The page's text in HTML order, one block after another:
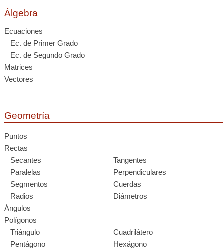
Álgebra
Ecuaciones
Ec. de Primer Grado
Ec. de Segundo Grado
Matrices
Vectores
Geometría
Puntos
Rectas
Secantes
Tangentes
Paralelas
Perpendiculares
Segmentos
Cuerdas
Radios
Diámetros
Ángulos
Polígonos
Triángulo
Cuadrilátero
Pentágono
Hexágono